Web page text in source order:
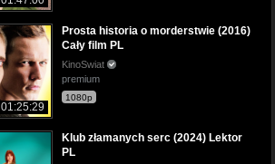
01:25:29
Prosta historia o morderstwie (2016)
Cały film PL
KinoSwiat
premium
1080p
Klub złamanych serc (2024) Lektor
PL